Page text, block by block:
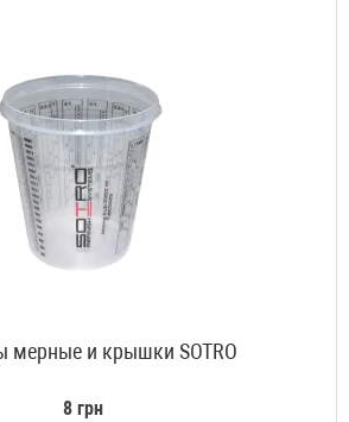
мерные и крышки SOTRO
8 грн